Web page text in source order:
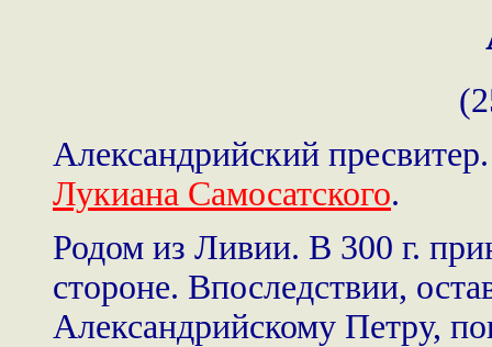
Александрийский
Лукиана Самосатского.
Родом из Ливии. В 300 г.
стороне. Впоследствии,
Александрийскому Петру,